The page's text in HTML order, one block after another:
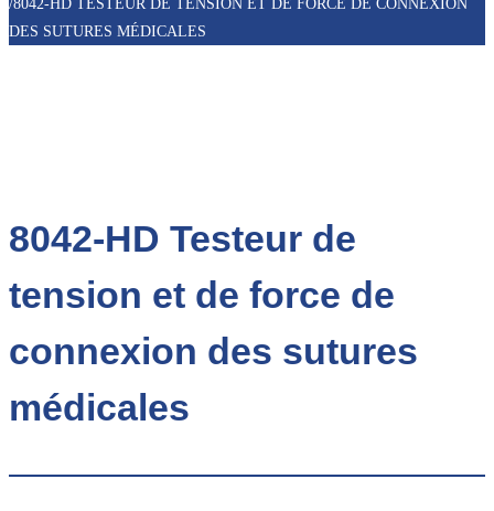
DES SUTURES MÉDICALES
8042-HD Testeur de
tension et de force de
connexion des sutures
médicales